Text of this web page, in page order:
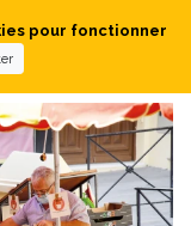
pour fonctionner